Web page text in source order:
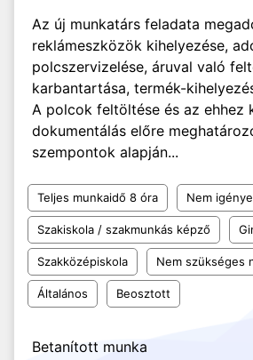
Az új munkatárs feladata
reklámeszközök kihelyezése,
polcszervizelése, áruval való
karbantartása, termék-
A polcok feltöltése és az ehhez
dokumentálás előre
szempontok alapján...
Teljes munkaidő 8 óra Nem
Szakiskola / szakmunkás képző
Szakközépiskola Nem szükséges
Általános Beosztott
Betanított munka